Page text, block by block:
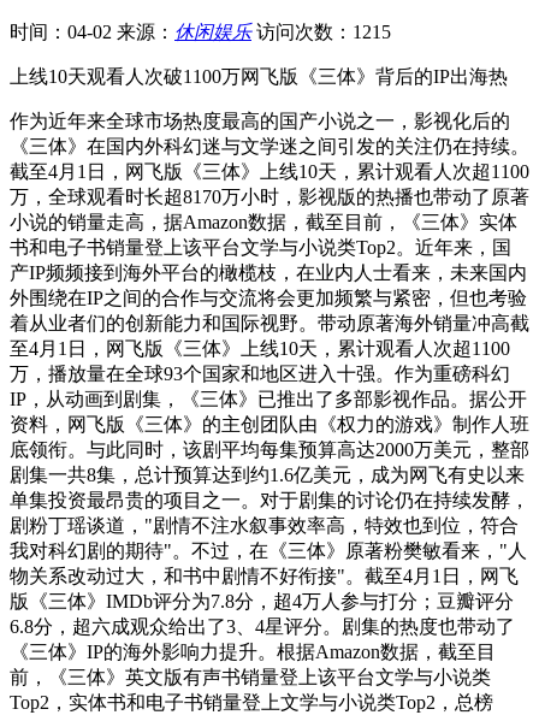
时间：04-02 来源： 休闲娱乐 访问次数：1215
上线10天观看人次破1100万网飞版《三体》背后的IP出海热
作为近年来全球市场热度最高的国产小说之一，影视化后的
《三体》在国内外科幻迷与文学迷之间引发的关注仍在持续。
截至4月1日，网飞版《三体》上线10天，累计观看人次超1100
万，全球观看时长超8170万小时，影视版的热播也带动了原著
小说的销量走高，据Amazon数据，截至目前，《三体》实体
书和电子书销量登上该平台文学与小说类Top2。近年来，国
产IP频频接到海外平台的橄榄枝，在业内人士看来，未来国内
外围绕在IP之间的合作与交流将会更加频繁与紧密，但也考验
着从业者们的创新能力和国际视野。带动原著海外销量冲高截
至4月1日，网飞版《三体》上线10天，累计观看人次超1100
万，播放量在全球93个国家和地区进入十强。作为重磅科幻
IP，从动画到剧集，《三体》已推出了多部影视作品。据公开
资料，网飞版《三体》的主创团队由《权力的游戏》制作人班
底领衔。与此同时，该剧平均每集预算高达2000万美元，整部
剧集一共8集，总计预算达到约1.6亿美元，成为网飞有史以来
单集投资最昂贵的项目之一。对于剧集的讨论仍在持续发酵，
剧粉丁瑶谈道，"剧情不注水叙事效率高，特效也到位，符合
我对科幻剧的期待"。不过，在《三体》原著粉樊敏看来，"人
物关系改动过大，和书中剧情不好衔接"。截至4月1日，网飞
版《三体》IMDb评分为7.8分，超4万人参与打分；豆瓣评分
6.8分，超六成观众给出了3、4星评分。剧集的热度也带动了
《三体》IP的海外影响力提升。根据Amazon数据，截至目
前，《三体》英文版有声书销量登上该平台文学与小说类
Top2，实体书和电子书销量登上文学与小说类Top2，总榜